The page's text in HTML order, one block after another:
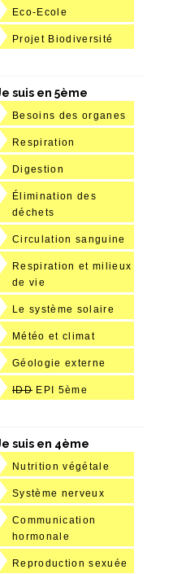
Eco-Ecole
Projet Biodiversité
suis en 5ème
Besoins des organes
Respiration
Digestion
Élimination des
déchets
Circulation sanguine
Respiration et milieux
de vie
Le système solaire
Météo et climat
Géologie externe
IDD EPI 5ème
suis en 4ème
Nutrition végétale
Système nerveux
Communication
hormonale
Reproduction sexuée